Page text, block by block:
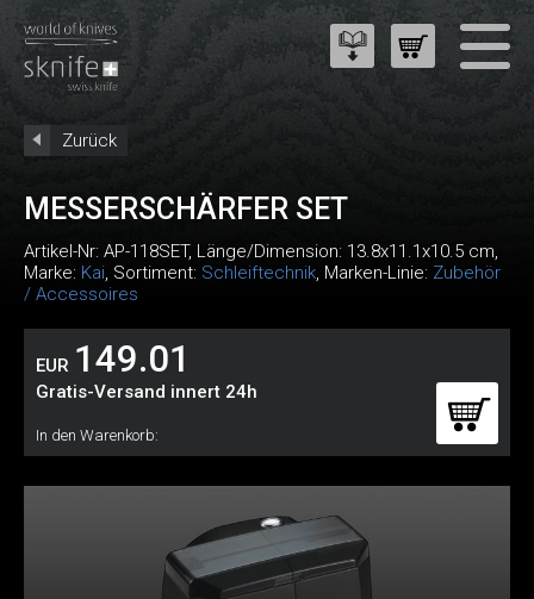
Zurück
MESSERSCHÄRFER SET
Artikel-Nr: AP-118SET, Länge/Dimension: 13.8x11.1x10.5 cm,
Marke: Kai, Sortiment: Schleiftechnik, Marken-Linie: Zubehör
/ Accessoires
EUR 149.01
Gratis-Versand innert 24h
In den Warenkorb: